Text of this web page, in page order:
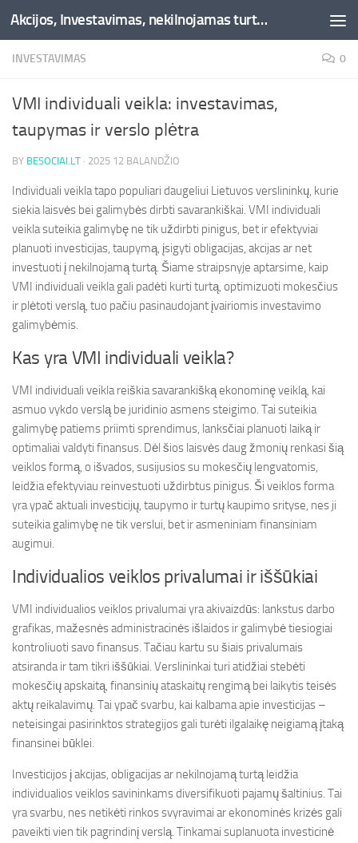
Skip to content Akcijos, Investavimas, nekilnojamas turtas, kriptovaliutos - Besociai.lt
INVESTAVIMAS 0
VMI individuali veikla: investavimas,
taupymas ir verslo plėtra
BY BESOCIAI.LT · 2025 12 BALANDŽIO
Individuali veikla tapo populiari daugeliui Lietuvos verslininkų, kurie
siekia laisvės bei galimybės dirbti savarankiškai. VMI individuali
veikla suteikia galimybę ne tik uždirbti pinigus, bet ir efektyviai
planuoti investicijas, taupymą, įsigyti obligacijas, akcijas ar net
investuoti į nekilnojamą turtą. Šiame straipsnyje aptarsime, kaip
VMI individuali veikla gali padėti kurti turtą, optimizuoti mokesčius
ir plėtoti verslą, tuo pačiu pasinaudojant įvairiomis investavimo
galimybėmis.
Kas yra VMI individuali veikla?
VMI individuali veikla reiškia savarankišką ekonominę veiklą, kai
asmuo vykdo verslą be juridinio asmens steigimo. Tai suteikia
galimybę patiems priimti sprendimus, lanksčiai planuoti laiką ir
optimaliai valdyti finansus. Dėl šios laisvės daug žmonių renkasi šią
veiklos formą, o išvados, susijusios su mokesčių lengvatomis,
leidžia efektyviau reinvestuoti uždirbtus pinigus. Ši veiklos forma
yra ypač aktuali investicijų, taupymo ir turtų kaupimo srityse, nes ji
suteikia galimybę ne tik verslui, bet ir asmeniniam finansiniam
augimui.
Individualios veiklos privalumai ir iššūkiai
VMI individualios veiklos privalumai yra akivaizdūs: lankstus darbo
grafikas, mažesnės administracinės išlaidos ir galimybė tiesiogiai
kontroliuoti savo finansus. Tačiau kartu su šiais privalumais
atsiranda ir tam tikri iššūkiai. Verslininkai turi atidžiai stebėti
mokesčių apskaitą, finansinių ataskaitų rengimą bei laikytis teisės
aktų reikalavimų. Tai ypač svarbu, kai kalbama apie investicijas –
neteisingai pasirinktos strategijos gali turėti ilgalaikę neigiamą įtaką
finansinei būklei.
Investicijos į akcijas, obligacijas ar nekilnojamą turtą leidžia
individualios veiklos savininkams diversifikuoti pajamų šaltinius. Tai
yra svarbu, nes netikėti rinkos svyravimai ar ekonominės krizės gali
paveikti vien tik pagrindinį verslą. Tinkamai suplanuota investicinė